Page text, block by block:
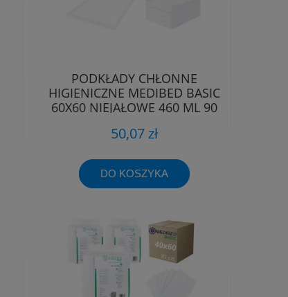
PODKŁADY CHŁONNE
HIGIENICZNE MEDIBED BASIC
60X60 NIEJAŁOWE 460 ML 90
50,07 zł
DO KOSZYKA